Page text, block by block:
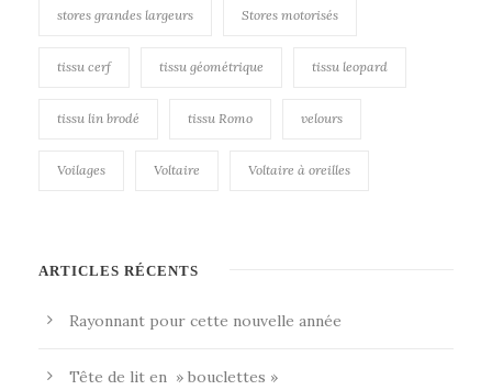
stores grandes largeurs Stores motorisés
tissu cerf tissu géométrique tissu leopard
tissu lin brodé tissu Romo velours
Voilages Voltaire Voltaire à oreilles
ARTICLES RÉCENTS
Rayonnant pour cette nouvelle année
Tête de lit en » bouclettes »